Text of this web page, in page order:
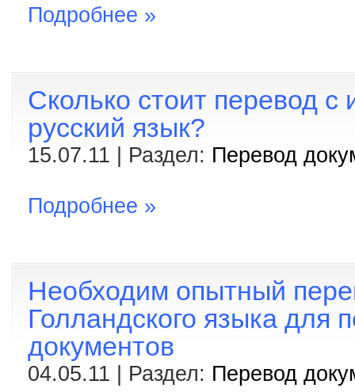
Подробнее »
Сколько стоит перевод с
русский язык?
15.07.11 | Раздел: Перевод
Подробнее »
Необходим опытный
Голландского языка для
документов
04.05.11 | Раздел: Перевод